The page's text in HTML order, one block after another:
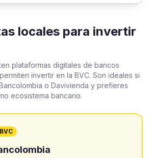
locales para invertir
plataformas digitales de bancos
invertir en la BVC. Son ideales si
o Davivienda y prefieres
ecosistema bancario.